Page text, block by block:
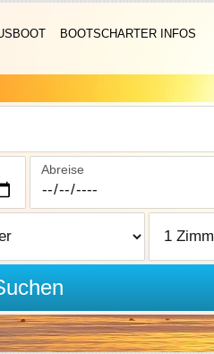
BOOTSCHARTER INFOS
Abreise